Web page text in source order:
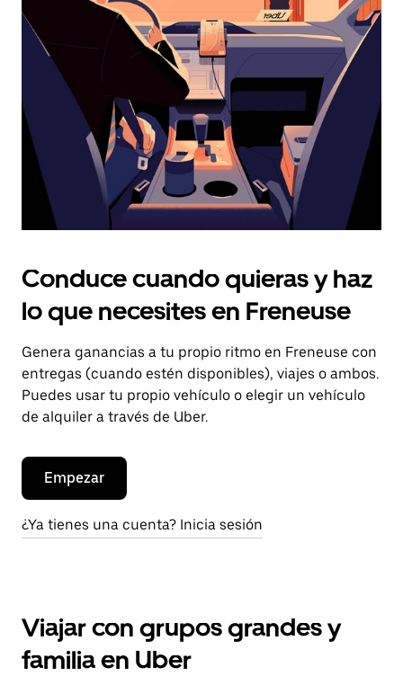
el
botón
escape
el
calendario.
Conduce cuando quieras y haz
lo que necesites en Freneuse
Genera ganancias a tu propio ritmo en Freneuse con
entregas (cuando estén disponibles), viajes o ambos.
Puedes usar tu propio vehículo o elegir un vehículo
de alquiler a través de Uber.
Empezar
¿Ya tienes una cuenta? Inicia sesión
Viajar con grupos grandes y
familia en Uber